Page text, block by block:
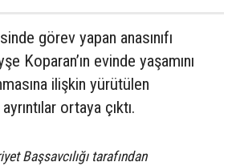
görev yapan anasınıfı
Koparan’ın evinde yaşamını
ilişkin yürütülen
ortaya çıktı.
Başsavcılığı tarafından